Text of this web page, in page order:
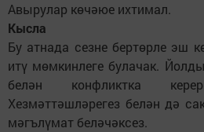
Авырулар көчәюе ихтимал.
Кысла
Бу атнада сезне бертөрле эш
итү мөмкинлеге булачак.
белән конфликтка
Хезмәттәшләрегез белән дә
мәгълүмат беләчәксез.